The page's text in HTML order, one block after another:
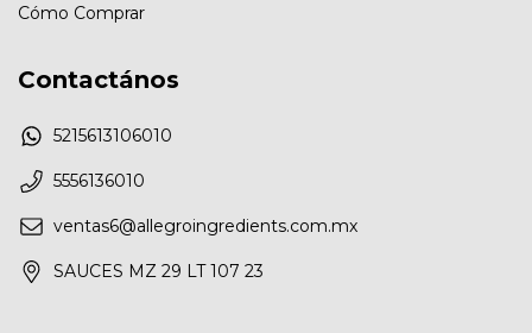
Cómo Comprar
Contactános
5215613106010
5556136010
ventas6@allegroingredients.com.mx
SAUCES MZ 29 LT 107 23